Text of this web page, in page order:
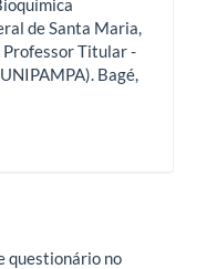
de Santa Maria,
Professor Titular -
Bagé,
questionário no